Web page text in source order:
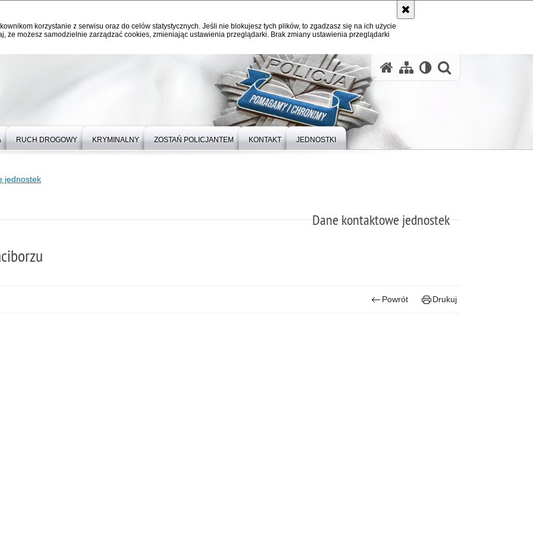
korzystanie z serwisu oraz do celów statystycznych. Jeśli nie blokujesz tych plików, to zgadzasz się na ich użycie
że możesz samodzielnie zarządzać cookies, zmieniając ustawienia przeglądarki. Brak zmiany ustawienia przeglądarki
RUCH DROGOWY KRYMINALNY ZOSTAŃ POLICJANTEM KONTAKT JEDNOSTKI
jednostek
Dane kontaktowe jednostek
Powrót Drukuj